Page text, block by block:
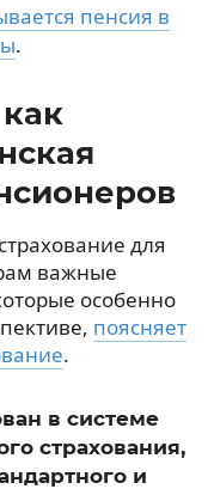
пенсия в
.
для
важные
особенно
поясняет
.
в системе
страхования,
и